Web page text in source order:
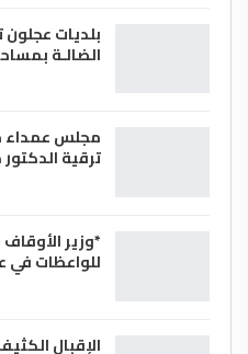
بلديات
الضالـة بمساحـة
مجلس عمداء
ترقية
*وزير
للواعظات في
الإقبال